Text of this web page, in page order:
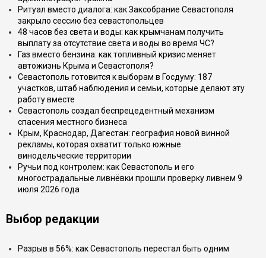
Ритуал вместо диалога: как Заксобрание Севастополя
закрыло сессию без севастопольцев
48 часов без света и воды: как крымчанам получить
выплату за отсутствие света и воды во время ЧС?
Газ вместо бензина: как топливный кризис меняет
автожизнь Крыма и Севастополя?
Севастополь готовится к выборам в Госдуму: 187
участков, штаб наблюдения и семьи, которые делают эту
работу вместе
Севастополь создал беспрецедентный механизм
спасения местного бизнеса
Крым, Краснодар, Дагестан: география новой винной
рекламы, которая охватит только южные
винодельческие территории
Ручьи под контролем: как Севастополь и его
многострадальные ливнёвки прошли проверку ливнем 9
июля 2026 года
Выбор редакции
Разрыв в 56%: как Севастополь перестал быть одним